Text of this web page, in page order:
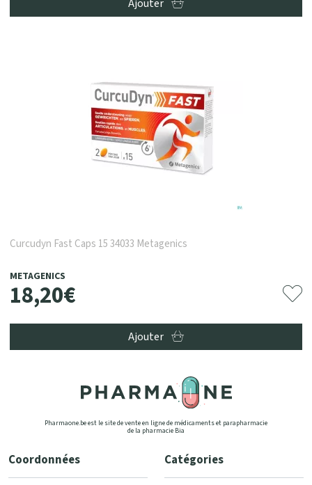
Ajouter
Curcudyn Fast Caps 15 34033 Metagenics
METAGENICS
18,20€
Ajouter
Pharmaone.be est le site de vente en ligne de médicaments et parapharmacie
de la pharmacie Bia
Coordonnées Catégories